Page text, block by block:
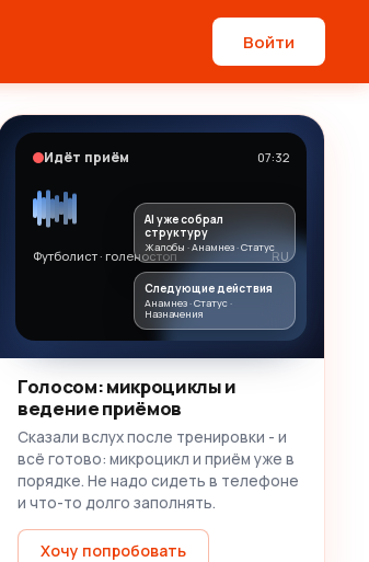
Войти
Идёт приём 07:32
Футболист · голеностоп RU
AI уже собрал
структуру
Жалобы · Анамнез · Статус
Следующие действия
Анамнез · Статус ·
Назначения
Голосом: микроциклы и
ведение приёмов
Сказали вслух после тренировки - и
всё готово: микроцикл и приём уже в
порядке. Не надо сидеть в телефоне
и что-то долго заполнять.
Хочу попробовать